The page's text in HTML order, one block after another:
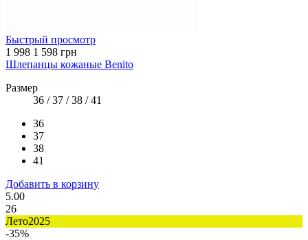
Быстрый просмотр
1 998 1 598 грн
Шлепанцы кожаные Benito
Размер
36 / 37 / 38 / 41
36
37
38
41
Добавить в корзину
5.00
26
Лето2025
-35%